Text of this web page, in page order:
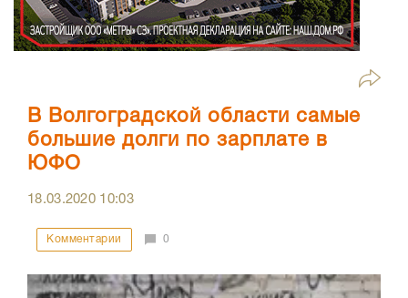
В Волгоградской области самые
большие долги по зарплате в
ЮФО
18.03.2020 10:03
Комментарии 0